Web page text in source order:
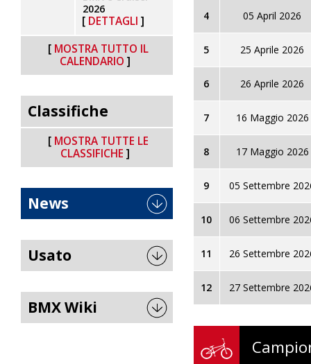
4 05 April 2026
5 25 Aprile 2026
6 26 Aprile 2026
7 16 Maggio 2026
8 17 Maggio 2026
9 05 Settembre
10 06 Settembre
11 26 Settembre
12 27 Settembre
2026
DETTAGLI
MOSTRA TUTTO IL
CALENDARIO
Classifiche
MOSTRA TUTTE LE
CLASSIFICHE
News
Usato
BMX Wiki